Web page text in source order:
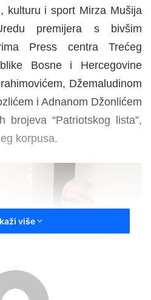
kulturu i sport Mirza Mušija
premijera s bivšim
Press centra Trećeg
Bosne i Hercegovine
Džemaludinom
i Adnanom Džonlićem
brojeva “Patriotskog lista”,
korpusa.
više